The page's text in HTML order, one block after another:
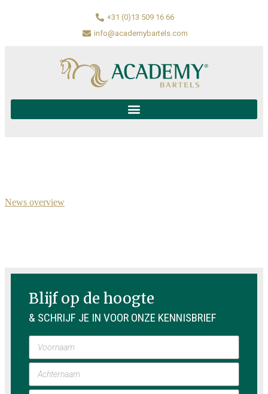
+31 (0)13 509 16 66
info@academybartels.com
News overview
Blijf op de hoogte
& SCHRIJF JE IN VOOR ONZE KENNISBRIEF